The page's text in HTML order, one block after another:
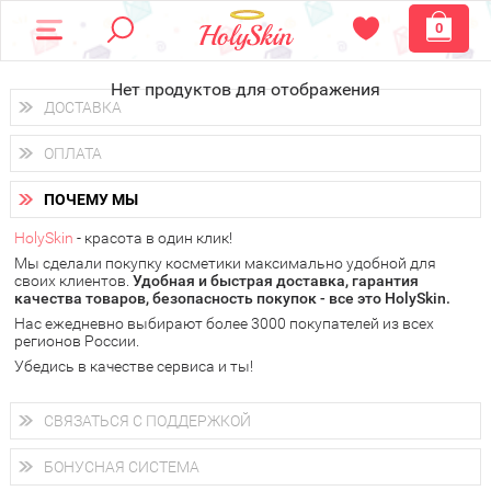
0
Нет продуктов для отображения
ДОСТАВКА
Доставка осуществляетсяпо всем городам России.
Вы можете выбрать доставку курьером, Почтой России или
получить заказ в пунктах выдачи PickPoint или пункте
самовывоза.
В 20 городах России доставка осуществляется ужена
следующий день.
у Вас всегда есть возможность получитьбесплатную
доставку от HolySkin.
подробнее об условиях доставки и оплаты в Вашем городе
ОПЛАТА
Вы можете оплатить свой заказ любым удобным способом:
наличными деньгами (
через интернет-банк (Альфа-банк, Сбербанк) и другими
электронными способами.
ПОЧЕМУ МЫ
HolySkin - красота в один клик!
Мы сделали покупку косметики максимально удобной для
своих клиентов. Удобная и быстрая доставка, гарантия
качества товаров, безопасность покупок - все это HolySkin.
Нас ежедневно выбирают более 3000 покупателей из всех
регионов России.
Убедись в качестве сервиса и ты!
СВЯЗАТЬСЯ С ПОДДЕРЖКОЙ
+7 (800) 707-24-55
Мы будем рады ответить на все Ваши вопросы по работе
магазина, проконсультировать по товарам, рассказать о
БОНУСНАЯ СИСТЕМА